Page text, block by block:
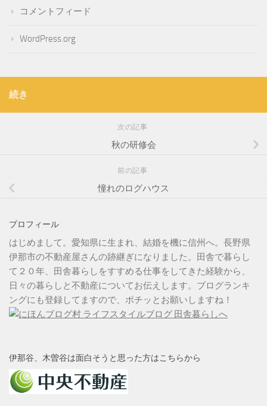
コメントフィード
WordPress.org
続き
次の記事
秋の研修会
前の記事
憧れのログハウス
プロフィール
はじめまして。愛知県に生まれ、結婚を機に信州へ。長野県
伊那市の不動産屋さんの跡継ぎになりました。田舎で暮らし
て２０年、田舎暮らしをすすめる仕事をしてきた経験から、
日々の暮らしと不動産についてお伝えします。ブログランキ
ングにも登録してますので、ポチッとお願いしますね！
伊那谷、木曽谷は面白そうと思った方はこちらから